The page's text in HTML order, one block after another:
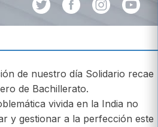
de nuestro día Solidario recae
de Bachillerato.
vivida en la India no
y gestionar a la perfección este